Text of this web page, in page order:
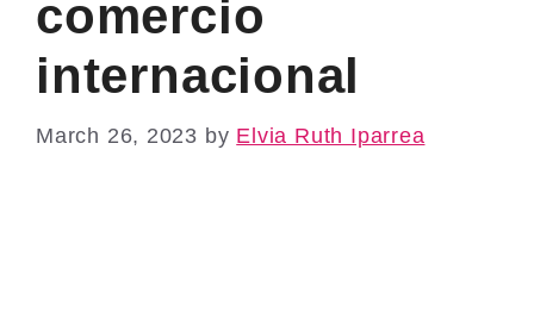
comercio
internacional
March 26, 2023 by Elvia Ruth Iparrea